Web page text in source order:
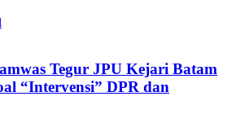
Tegur JPU Kejari Batam
“Intervensi” DPR dan